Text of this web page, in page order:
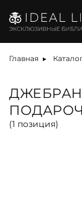
Главная
(1 позиция)
Цена, ₽
Вид